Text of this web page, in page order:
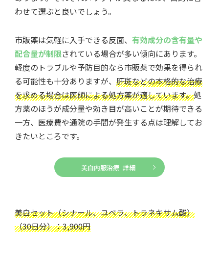
わせて選ぶと良いでしょう。
市販薬は気軽に入手できる反面、 有効成分の含有量や
配合量が制限されている場合が多い傾向にあります。
軽度のトラブルや予防目的なら市販薬で効果を得られ
る可能性も十分ありますが、 肝斑などの本格的な治療
を求める場合は医師による処方薬が適しています。処
方薬のほうが成分量や効き目が高いことが期待できる
一方、医療費や通院の手間が発生する点は理解してお
きたいところです。
美白内服治療 詳細
美白セット（シナール、ユベラ、トラネキサム酸）
（30日分）：3,900円